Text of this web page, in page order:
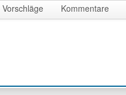
Vorschläge Kommentare